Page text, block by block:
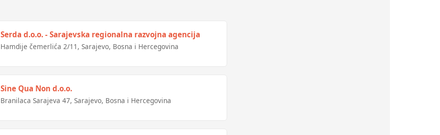
Serda d.o.o. - Sarajevska regionalna razvojna agencija
Hamdije čemerlića 2/11, Sarajevo, Bosna i Hercegovina
Sine Qua Non d.o.o.
Branilaca Sarajeva 47, Sarajevo, Bosna i Hercegovina